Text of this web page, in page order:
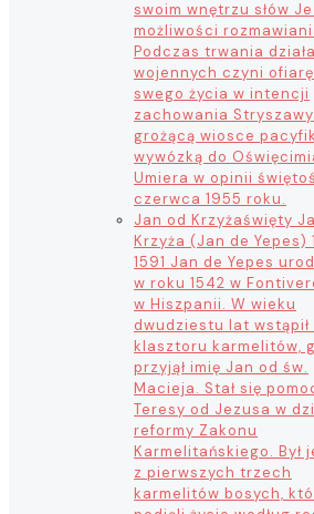
swoim wnętrzu słów
możliwości
Podczas trwania
wojennych czyni
swego życia w intencji
zachowania
grożącą wiosce
wywózką do
Umiera w opinii
czerwca 1955 roku.
Jan od Krzyżaświęty
Krzyża (Jan de Yepes)
1591 Jan de Yepes
w roku 1542 w
w Hiszpanii. W wieku
dwudziestu lat wstąpił
klasztoru karmelitów,
przyjął imię Jan od św.
Macieja. Stał się
Teresy od Jezusa w
reformy Zakonu
Karmelitańskiego. Był
z pierwszych trzech
karmelitów bosych,